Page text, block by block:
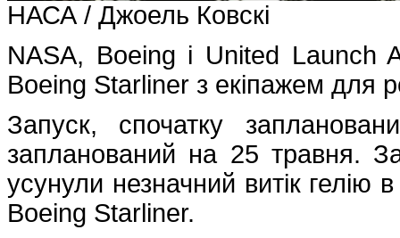
НАСА / Джоель Ковскі
NASA, Boeing і United Launch
Boeing Starliner з екіпажем для
Запуск, спочатку
запланований на 25 травня.
усунули незначний витік гелію
Boeing Starliner.